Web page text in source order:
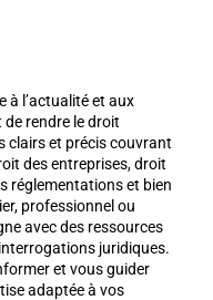
à l’actualité et aux
rendre le droit
clairs et précis couvrant
des entreprises, droit
réglementations et bien
professionnel ou
avec des ressources
juridiques.
et vous guider
adaptée à vos